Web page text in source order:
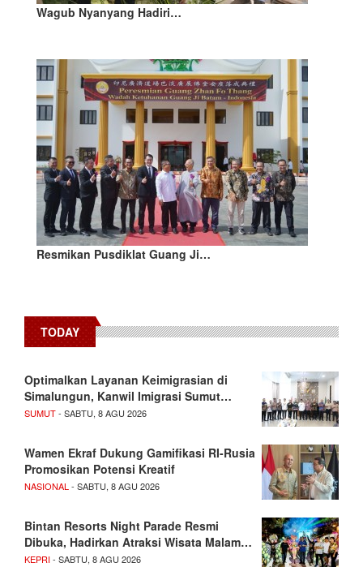
Wagub Nyanyang Hadiri…
Resmikan Pusdiklat Guang Ji…
TODAY
Optimalkan Layanan Keimigrasian di
Simalungun, Kanwil Imigrasi Sumut…
SUMUT- SABTU, 8 AGU 2026
Wamen Ekraf Dukung Gamifikasi RI-Rusia
Promosikan Potensi Kreatif
NASIONAL- SABTU, 8 AGU 2026
Bintan Resorts Night Parade Resmi
Dibuka, Hadirkan Atraksi Wisata Malam…
KEPRI- SABTU, 8 AGU 2026